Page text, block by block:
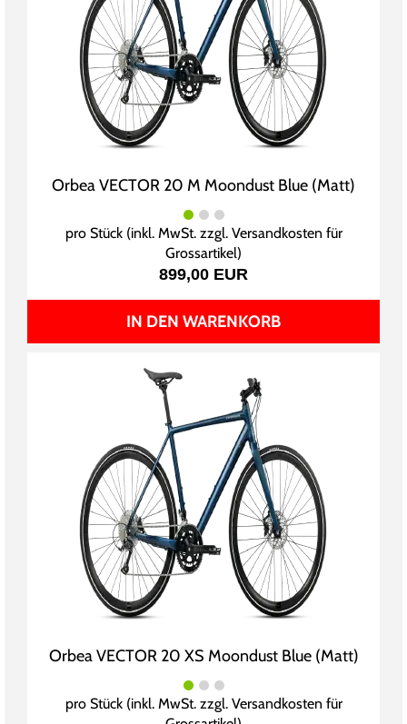
Orbea VECTOR 20 M Moondust Blue (Matt)
pro Stück (inkl. MwSt. zzgl. Versandkosten für
Grossartikel)
899,00 EUR
IN DEN WARENKORB
Orbea VECTOR 20 XS Moondust Blue (Matt)
pro Stück (inkl. MwSt. zzgl. Versandkosten für